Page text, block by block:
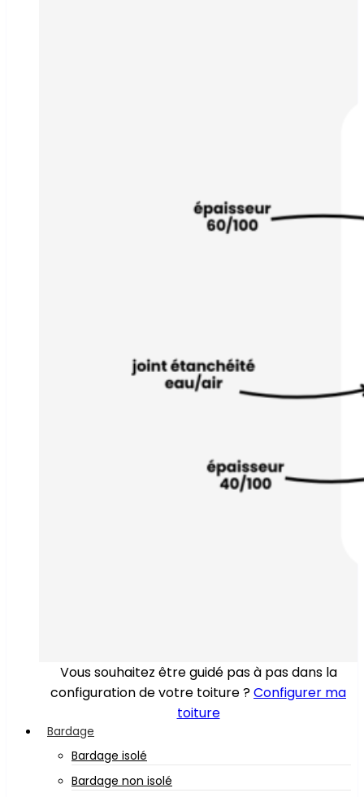
Vous souhaitez être guidé pas à pas dans la
configuration de votre toiture ?Configurer ma
toiture
Bardage
Bardage isolé
Bardage non isolé